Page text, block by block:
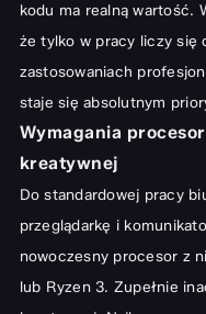
kodu ma realną wartość.
że tylko w pracy liczy się
zastosowaniach
staje się absolutnym
Wymagania
kreatywnej
Do standardowej pracy
przeglądarkę i
nowoczesny procesor z
lub Ryzen 3. Zupełnie